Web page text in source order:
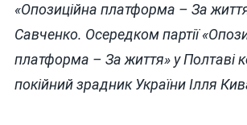
«Опозиційна платформа – За
Савченко. Осередком партії
платформа – За життя» у Полтаві
покійний зрадник України Ілля